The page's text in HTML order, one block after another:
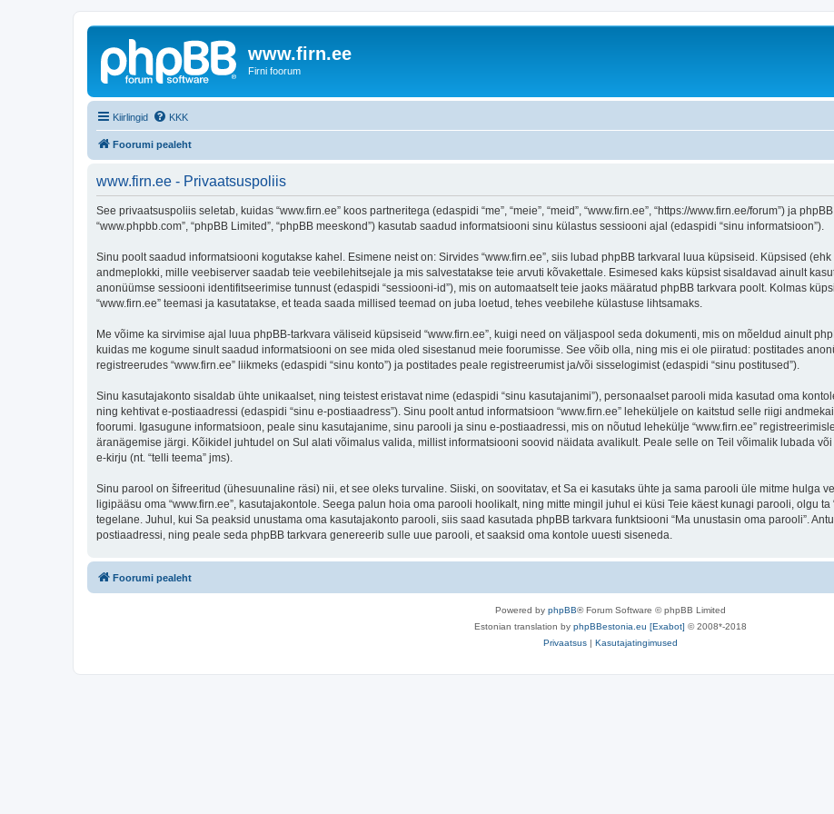
www.firn.ee
Firni foorum
Kiirlingid KKK
Foorumi pealeht
www.firn.ee - Privaatsuspoliis
See privaatsuspoliis seletab, kuidas “www.firn.ee” koos partneritega (edaspidi “me”, “meie”, “meid”, “www.firn.ee”, “https://www.firn.ee/forum”) ja phpBB
“www.phpbb.com”, “phpBB Limited”, “phpBB meeskond”) kasutab saadud informatsiooni sinu külastus sessiooni ajal (edaspidi “sinu informatsioon”).
Sinu poolt saadud informatsiooni kogutakse kahel. Esimene neist on: Sirvides “www.firn.ee”, siis lubad phpBB tarkvaral luua küpsiseid. Küpsised
andmeplokki, mille veebiserver saadab teie veebilehitsejale ja mis salvestatakse teie arvuti kõvakettale. Esimesed kaks küpsist sisaldavad ainult
anonüümse sessiooni identifitseerimise tunnust (edaspidi “sessiooni-id”), mis on automaatselt teie jaoks määratud phpBB tarkvara poolt. Kolmas
“www.firn.ee” teemasi ja kasutatakse, et teada saada millised teemad on juba loetud, tehes veebilehe külastuse lihtsamaks.
Me võime ka sirvimise ajal luua phpBB-tarkvara väliseid küpsiseid “www.firn.ee”, kuigi need on väljaspool seda dokumenti, mis on mõeldud ainult
kuidas me kogume sinult saadud informatsiooni on see mida oled sisestanud meie foorumisse. See võib olla, ning mis ei ole piiratud: postitades
registreerudes “www.firn.ee” liikmeks (edaspidi “sinu konto”) ja postitades peale registreerumist ja/või sisselogimist (edaspidi “sinu postitused”).
Sinu kasutajakonto sisaldab ühte unikaalset, ning teistest eristavat nime (edaspidi “sinu kasutajanimi”), personaalset parooli mida kasutad oma
ning kehtivat e-postiaadressi (edaspidi “sinu e-postiaadress”). Sinu poolt antud informatsioon “www.firn.ee” leheküljele on kaitstud selle riigi
foorumi. Igasugune informatsioon, peale sinu kasutajanime, sinu parooli ja sinu e-postiaadressi, mis on nõutud lehekülje “www.firn.ee”
äranägemise järgi. Kõikidel juhtudel on Sul alati võimalus valida, millist informatsiooni soovid näidata avalikult. Peale selle on Teil võimalik lubada
e-kirju (nt. “telli teema” jms).
Sinu parool on šifreeritud (ühesuunaline räsi) nii, et see oleks turvaline. Siiski, on soovitatav, et Sa ei kasutaks ühte ja sama parooli üle mitme hulga
ligipääsu oma “www.firn.ee”, kasutajakontole. Seega palun hoia oma parooli hoolikalt, ning mitte mingil juhul ei küsi Teie käest kunagi parooli, olgu
tegelane. Juhul, kui Sa peaksid unustama oma kasutajakonto parooli, siis saad kasutada phpBB tarkvara funktsiooni “Ma unustasin oma parooli”.
postiaadressi, ning peale seda phpBB tarkvara genereerib sulle uue parooli, et saaksid oma kontole uuesti siseneda.
Foorumi pealeht
Powered by phpBB® Forum Software © phpBB Limited
Estonian translation by phpBBestonia.eu [Exabot] © 2008*-2018
Privaatsus | Kasutajatingimused